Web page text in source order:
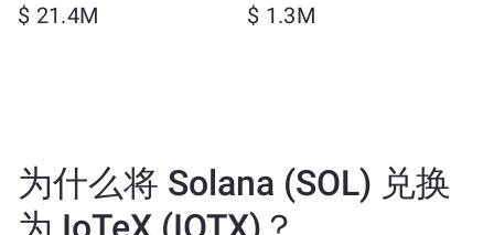
$ 21.4M $ 1.3M
为什么将 Solana (SOL) 兑换